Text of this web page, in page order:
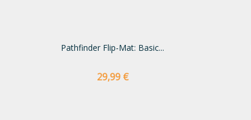
Pathfinder Flip-Mat: Basic...
Preço
29,99 €